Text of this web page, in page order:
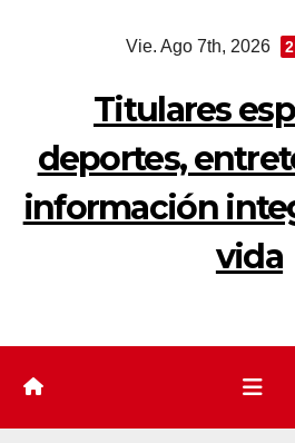
Vie. Ago 7th, 2026
Titulares
deportes,
información
vida